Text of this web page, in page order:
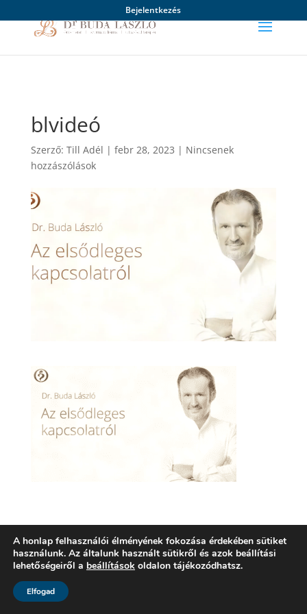
Bejelentkezés
blvideó
Szerző: Till Adél | febr 28, 2023 | Nincsenek
hozzászólások
KérjükBejelentkezéshozzászóláshoz
A honlap felhasználói élményének fokozása érdekében sütiket
használunk. Az általunk használt sütikről és azok beállítási
lehetőségeiről a beállítások oldalon tájékozódhatsz.
Elfogad